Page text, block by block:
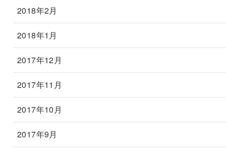
2018年2月
2018年1月
2017年12月
2017年11月
2017年10月
2017年9月